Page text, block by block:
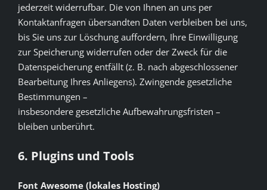
jederzeit widerrufbar. Die von Ihnen an uns per
Kontaktanfragen übersandten Daten verbleiben bei uns,
bis Sie uns zur Löschung auffordern, Ihre Einwilligung
zur Speicherung widerrufen oder der Zweck für die
Datenspeicherung entfällt (z. B. nach abgeschlossener
Bearbeitung Ihres Anliegens). Zwingende gesetzliche
Bestimmungen –
insbesondere gesetzliche Aufbewahrungsfristen –
bleiben unberührt.
6. Plugins und Tools
Font Awesome (lokales Hosting)